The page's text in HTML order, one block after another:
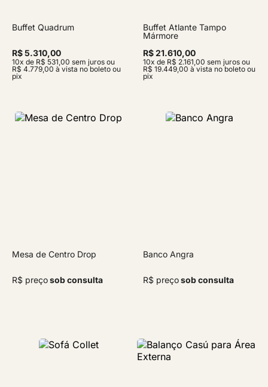
Buffet Quadrum
R$ 5.310,00
10x de R$ 531,00 sem juros ou
R$ 4.779,00 à vista no boleto ou
pix
Buffet Atlante Tampo
Mármore
R$ 21.610,00
10x de R$ 2.161,00 sem juros ou
R$ 19.449,00 à vista no boleto ou
pix
Mesa de Centro Drop
R$ preçosob consulta
Banco Angra
R$ preçosob consulta